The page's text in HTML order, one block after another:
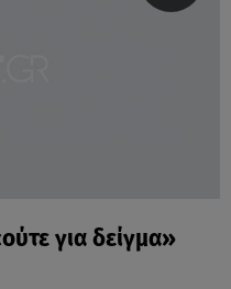
για δείγμα»